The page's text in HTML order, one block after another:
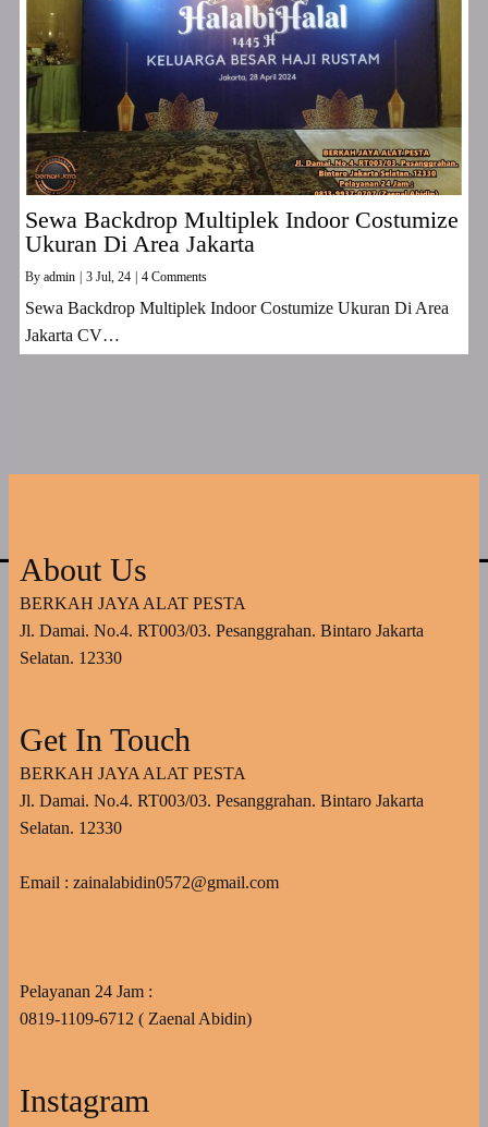
Sewa Backdrop Multiplek Indoor Costumize
Ukuran Di Area Jakarta
By admin 3 Jul, 24 4 Comments
Sewa Backdrop Multiplek Indoor Costumize Ukuran Di Area
Jakarta CV…
About Us
BERKAH JAYA ALAT PESTA
Jl. Damai. No.4. RT003/03. Pesanggrahan. Bintaro Jakarta
Selatan. 12330
Get In Touch
BERKAH JAYA ALAT PESTA
Jl. Damai. No.4. RT003/03. Pesanggrahan. Bintaro Jakarta
Selatan. 12330
Email : zainalabidin0572@gmail.com
Pelayanan 24 Jam :
0819-1109-6712 ( Zaenal Abidin)
Instagram